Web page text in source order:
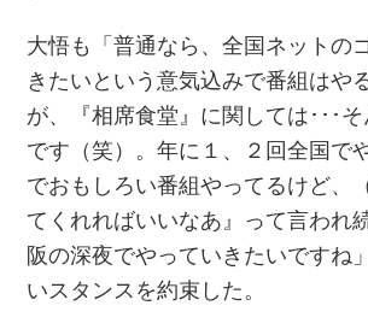
大悟も「普通なら、全国ネットの
きたいという意気込みで番組はや
が、『相席食堂』に関しては･･･
です（笑）。年に１、２回全国で
でおもしろい番組やってるけど、
てくれればいいなあ』って言われ
阪の深夜でやっていきたいですね
いスタンスを約束した。